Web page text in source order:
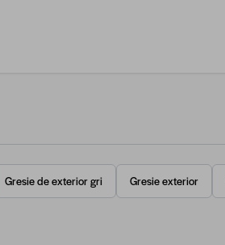
Gresie de exterior gri Gresie exterior